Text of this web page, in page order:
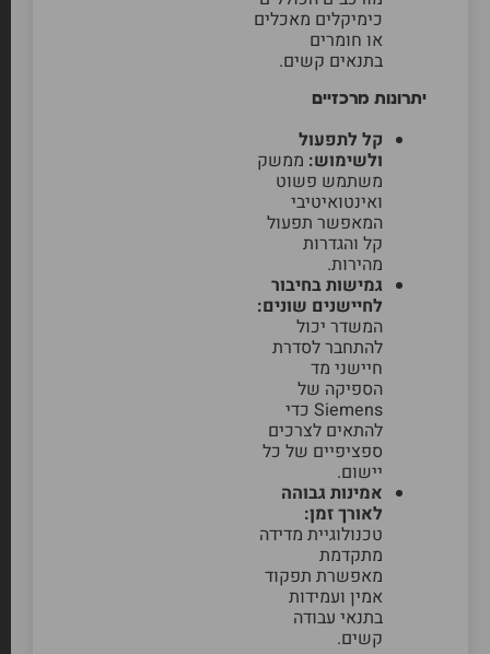
כימיקלים מאכלים
או חומרים
בתנאים קשים.
יתרונות מרכזיים
קל לתפעול
ולשימוש: ממשק
משתמש פשוט
ואינטואיטיבי
המאפשר תפעול
קל והגדרות
מהירות.
גמישות בחיבור
לחיישנים שונים:
המשדר יכול
להתחבר לסדרת
חיישני מד
הספיקה של
Siemens כדי
להתאים לצרכים
ספציפיים של כל
יישום.
אמינות גבוהה
לאורך זמן:
טכנולוגיית מדידה
מתקדמת
מאפשרת תפקוד
אמין ועמידות
בתנאי עבודה
קשים.